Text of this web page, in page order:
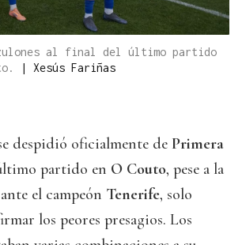
al final del último partido
| Xesús Fariñas
despidió oficialmente de Primera
partido en O Couto, pese a la
el campeón Tenerife, solo
los peores presagios. Los